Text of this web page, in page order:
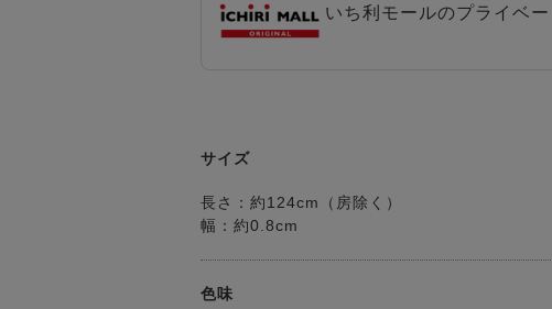
いち利モールのプライベ
サイズ
長さ：約124cm（房除く）
幅：約0.8cm
色味